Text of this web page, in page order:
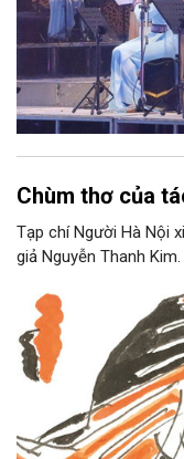
Chùm thơ của
Tạp chí Người Hà Nội
giả Nguyễn Thanh Kim.